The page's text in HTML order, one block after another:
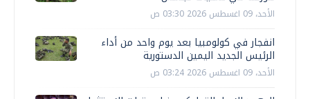
الأحد، 09 اغسطس 2026 03:30 ص
انفجار في كولومبيا بعد يوم واحد من أداء
الرئيس الجديد اليمين الدستورية
الأحد، 09 اغسطس 2026 03:24 ص